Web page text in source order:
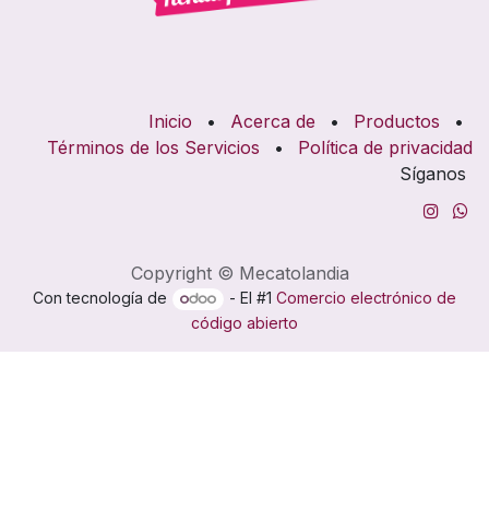
Inicio • Acerca de • Productos
•
Términos de los Servicios
•
Política de privacidad
Síganos
Copyright © Mecatolandia
Con tecnología de - El #1 Comercio electrónico de
código abierto